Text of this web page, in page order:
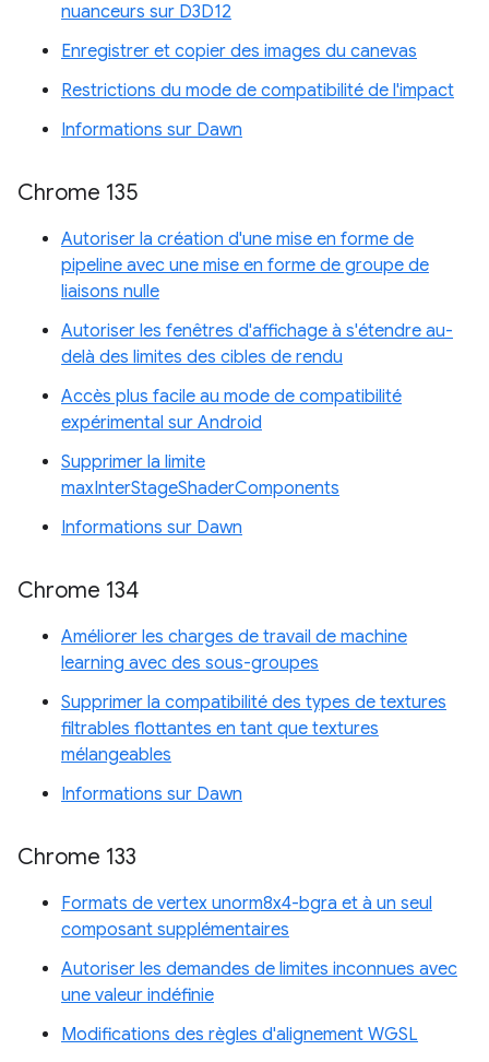
nuanceurs sur D3D12
Enregistrer et copier des images du canevas
Restrictions du mode de compatibilité de l'impact
Informations sur Dawn
Chrome 135
Autoriser la création d'une mise en forme de
pipeline avec une mise en forme de groupe de
liaisons nulle
Autoriser les fenêtres d'affichage à s'étendre au-
delà des limites des cibles de rendu
Accès plus facile au mode de compatibilité
expérimental sur Android
Supprimer la limite
maxInterStageShaderComponents
Informations sur Dawn
Chrome 134
Améliorer les charges de travail de machine
learning avec des sous-groupes
Supprimer la compatibilité des types de textures
filtrables flottantes en tant que textures
mélangeables
Informations sur Dawn
Chrome 133
Formats de vertex unorm8x4-bgra et à un seul
composant supplémentaires
Autoriser les demandes de limites inconnues avec
une valeur indéfinie
Modifications des règles d'alignement WGSL